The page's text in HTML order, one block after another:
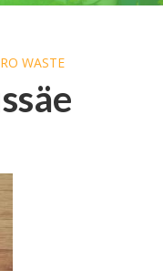
WASTE